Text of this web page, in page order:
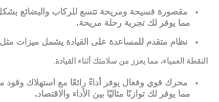
مقصورة فسيحة ومريحة تتسع للركاب والبضائع
مما يوفر لك تجربة رحلة مريحة.
نظام متقدم للمساعدة على القيادة يشمل ميزات
النقطة العمياء، مما يعزز من سلامتك أثناء القيادة.
محرك قوي وفعال يوفر أداءً رائعًا مع استهلاك وقود
مما يوفر لك توازنًا مثاليًا بين الأداء والاقتصاد.